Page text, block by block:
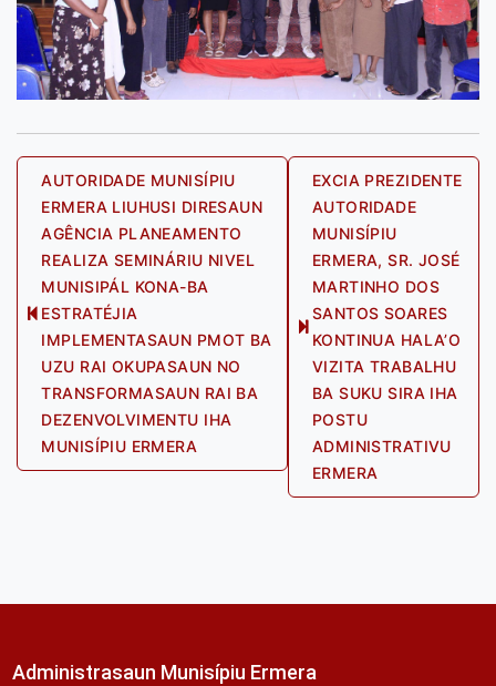
Post
navigation
post:
AUTORIDADE MUNISÍPIU
ERMERA LIUHUSI DIRESAUN
AGÊNCIA PLANEAMENTO
REALIZA SEMINÁRIU NIVEL
MUNISIPÁL KONA-BA
ESTRATÉJIA
IMPLEMENTASAUN PMOT BA
UZU RAI OKUPASAUN NO
TRANSFORMASAUN RAI BA
DEZENVOLVIMENTU IHA
MUNISÍPIU ERMERA
Next
post:
EXCIA PREZIDENTE
AUTORIDADE
MUNISÍPIU
ERMERA, SR. JOSÉ
MARTINHO DOS
SANTOS SOARES
KONTINUA HALA’O
VIZITA TRABALHU
BA SUKU SIRA IHA
POSTU
ADMINISTRATIVU
ERMERA
Administrasaun Munisípiu Ermera